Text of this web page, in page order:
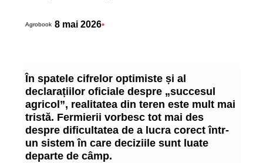
Agrobook 8 mai 2026•
În spatele cifrelor optimiste și al
declarațiilor oficiale despre „succesul
agricol”, realitatea din teren este mult mai
tristă. Fermierii vorbesc tot mai des
despre dificultatea de a lucra corect într-
un sistem în care deciziile sunt luate
departe de câmp.